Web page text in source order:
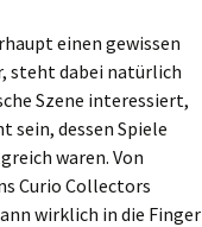
einen gewissen
steht dabei natürlich
Szene interessiert,
sein, dessen Spiele
waren. Von
Curio Collectors
wirklich in die Finger